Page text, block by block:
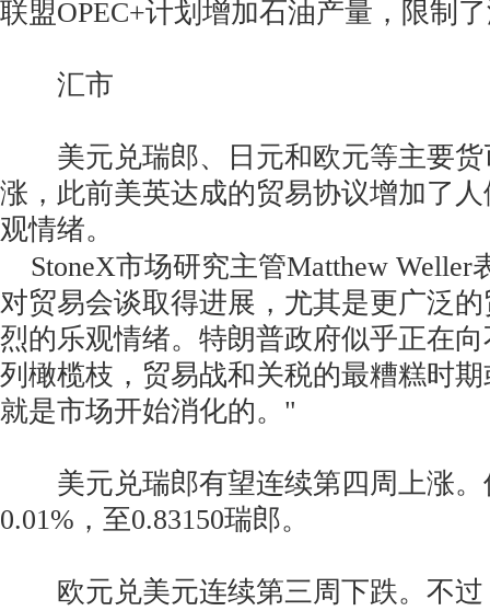
联盟OPEC+计划增加石油产量，限制
汇市
美元兑瑞郎、日元和欧元等主要货
涨，此前美英达成的贸易协议增加了
观情绪。
StoneX市场研究主管Matthew Weller
对贸易会谈取得进展，尤其是更广泛
烈的乐观情绪。特朗普政府似乎正在
列橄榄枝，贸易战和关税的最糟糕时
就是市场开始消化的。"
美元兑瑞郎有望连续第四周上涨。
0.01%，至0.83150瑞郎。
欧元兑美元连续第三周下跌。不过